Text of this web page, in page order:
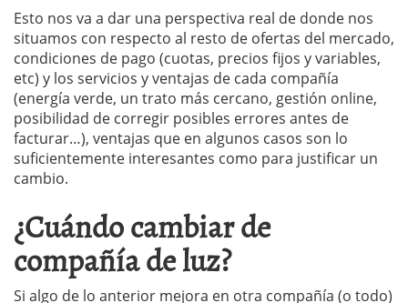
Esto nos va a dar una perspectiva real de donde nos
situamos con respecto al resto de ofertas del mercado,
condiciones de pago (cuotas, precios fijos y variables,
etc) y los servicios y ventajas de cada compañía
(energía verde, un trato más cercano, gestión online,
posibilidad de corregir posibles errores antes de
facturar…), ventajas que en algunos casos son lo
suficientemente interesantes como para justificar un
cambio.
¿Cuándo cambiar de
compañía de luz?
Si algo de lo anterior mejora en otra compañía (o todo)